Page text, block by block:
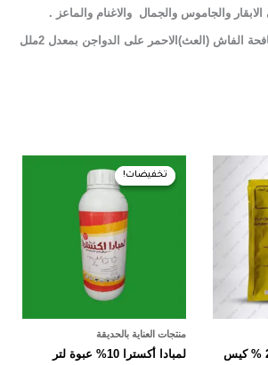
والجاموس والجمال والاغنام والماعز .
يستخدم لمكافحة الفاش (العث)الاحمر على الدواجن بمعدل 2ملل
تلفاست اسيتا مبريد 20 % كيس
تخفيضات!
تخفيضات!
منتجات العناية بالحديقة
لمبادا أكسترا 10% عبوة لتر
السعر
الأصلي
هو:
550,00 EGP.
السعر